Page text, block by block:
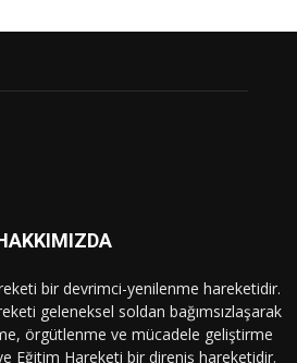
bir devrimci-yenilenme hareketidir.
geleneksel soldan bağımsızlaşarak
örgütlenme ve mücadele geliştirme
Eğitim Hareketi bir direniş hareketidir.